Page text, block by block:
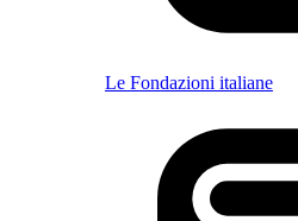
Le Fondazioni italiane